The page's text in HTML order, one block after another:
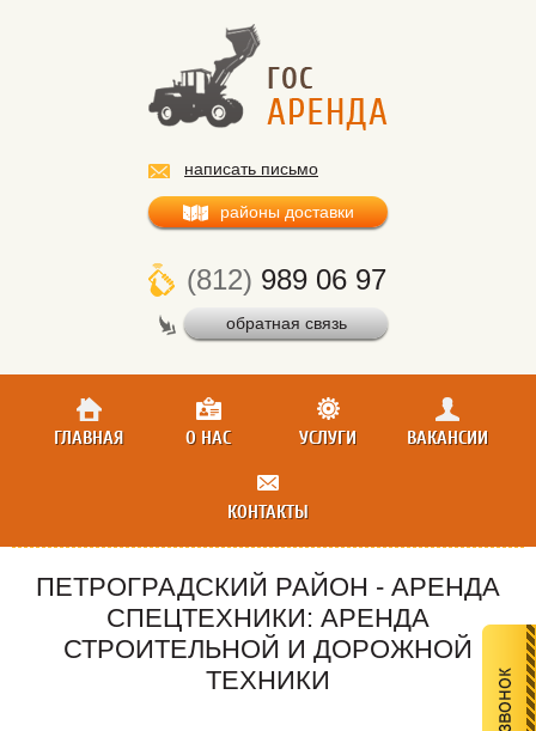
написать письмо
районы доставки
(812) 989 06 97
обратная связь
ГЛАВНАЯ О НАС УСЛУГИ ВАКАНСИИ
КОНТАКТЫ
ПЕТРОГРАДСКИЙ РАЙОН - АРЕНДА
СПЕЦТЕХНИКИ: АРЕНДА
СТРОИТЕЛЬНОЙ И ДОРОЖНОЙ
ТЕХНИКИ